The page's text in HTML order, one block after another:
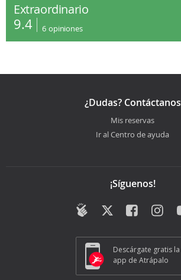
Extraordinario
9.4 6 opiniones
¿Dudas? Contáctanos
Mis reservas
Ir al Centro de ayuda
¡Síguenos!
Descárgate gratis la
app de Atrápalo